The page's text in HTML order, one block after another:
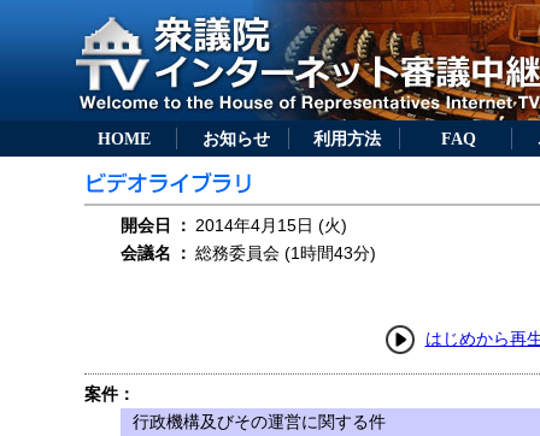
HOME お知らせ 利用方法 FAQ
開会日 ： 2014年4月15日 (火)
会議名
： 総務委員会 (1時間43分)
はじめから再
案件：
行政機構及びその運営に関する件